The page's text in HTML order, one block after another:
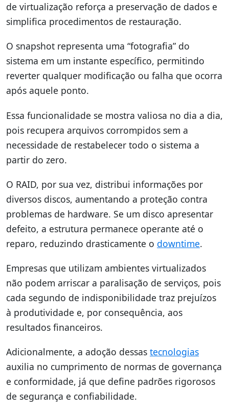
de virtualização reforça a preservação de dados e
simplifica procedimentos de restauração.
O snapshot representa uma “fotografia” do
sistema em um instante específico, permitindo
reverter qualquer modificação ou falha que ocorra
após aquele ponto.
Essa funcionalidade se mostra valiosa no dia a dia,
pois recupera arquivos corrompidos sem a
necessidade de restabelecer todo o sistema a
partir do zero.
O RAID, por sua vez, distribui informações por
diversos discos, aumentando a proteção contra
problemas de hardware. Se um disco apresentar
defeito, a estrutura permanece operante até o
reparo, reduzindo drasticamente o downtime.
Empresas que utilizam ambientes virtualizados
não podem arriscar a paralisação de serviços, pois
cada segundo de indisponibilidade traz prejuízos
à produtividade e, por consequência, aos
resultados financeiros.
Adicionalmente, a adoção dessas tecnologias
auxilia no cumprimento de normas de governança
e conformidade, já que define padrões rigorosos
de segurança e confiabilidade.